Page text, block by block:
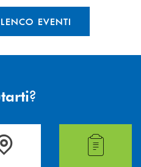
EVENTI
?
e noi ti richiamiamo
Filiale &nbsp;vicina a te. &nbsp;
Hai bisogno di